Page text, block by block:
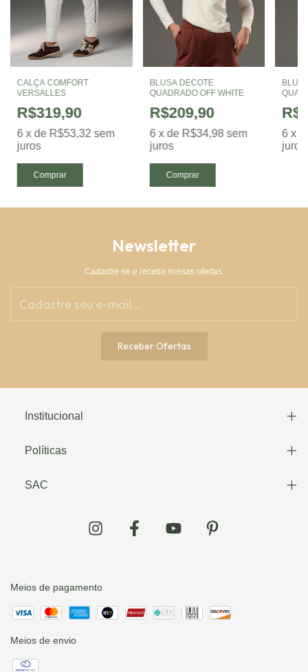
CALÇA COMFORT
VERSALLES
R$319,90
6 x de R$53,32 sem
juros
Comprar
BLUSA DECOTE
QUADRADO OFF WHITE
R$209,90
6 x de R$34,98 sem
juros
Comprar
6 x
juros
Newsletter
Cadastre-se e receba nossas ofertas.
Institucional
Políticas
SAC
Meios de pagamento
Meios de envio